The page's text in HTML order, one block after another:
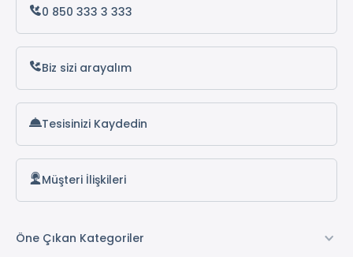
Alanya Otelleri
0 850 333 3 333
Biz sizi arayalım
Tesisinizi Kaydedin
Müşteri İlişkileri
Öne Çıkan Kategoriler